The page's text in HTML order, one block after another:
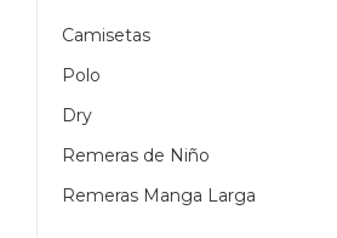
Camisetas
Polo
Dry
Remeras de Niño
Remeras Manga Larga